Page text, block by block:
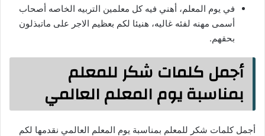
في يوم المعلم، أهني فيه كل معلمين التربيه الخاصه أصحاب
أسمى مهنه لفئه غاليه، هنيئا لكم بعظيم الاجر على ماتبذلون
بحقهم.
أجمل كلمات شكر للمعلم
بمناسبة يوم المعلم العالمي
أجمل كلمات شكر للمعلم بمناسبة يوم المعلم العالمي نقدمها لكم